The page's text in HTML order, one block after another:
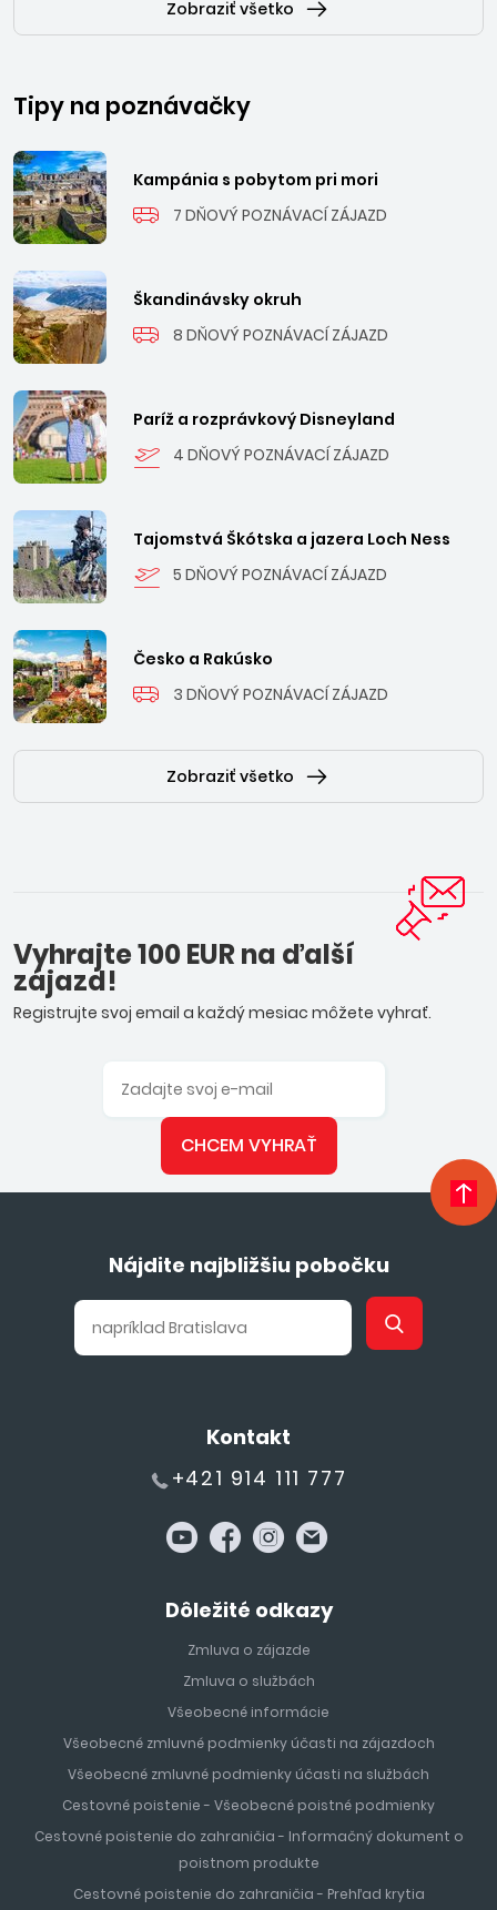
venovanou tradičným remeslám a kultúre stredozemného
regiónu s osobitným dôrazom na umenie tkania a výrobu
centrum košikárstva.
Zobraziť všetko
Tipy na poznávačky
Kampánia s pobytom pri mori
7 DŇOVÝ POZNÁVACÍ ZÁJAZD
Škandinávsky okruh
8 DŇOVÝ POZNÁVACÍ ZÁJAZD
Paríž a rozprávkový Disneyland
4 DŇOVÝ POZNÁVACÍ ZÁJAZD
Tajomstvá Škótska a jazera Loch Ness
5 DŇOVÝ POZNÁVACÍ ZÁJAZD
Česko a Rakúsko
3 DŇOVÝ POZNÁVACÍ ZÁJAZD
Zobraziť všetko
Vyhrajte 100 EUR na ďalší
zájazd!
Registrujte svoj email a každý mesiac môžete vyhrať.
CHCEM VYHRAŤ
Nájdite najbližšiu pobočku
Kontakt
+421 914 111 777
Dôležité odkazy
Zmluva o zájazde
Zmluva o službách
Všeobecné informácie
Všeobecné zmluvné podmienky účasti na zájazdoch
Všeobecné zmluvné podmienky účasti na službách
Cestovné poistenie - Všeobecné poistné podmienky
Cestovné poistenie do zahraničia - Informačný dokument o
poistnom produkte
Cestovné poistenie do zahraničia - Prehľad krytia